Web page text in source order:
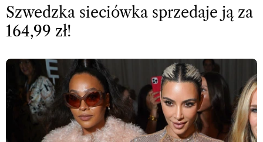
Szwedzka sieciówka sprzedaje ją za
164,99 zł!